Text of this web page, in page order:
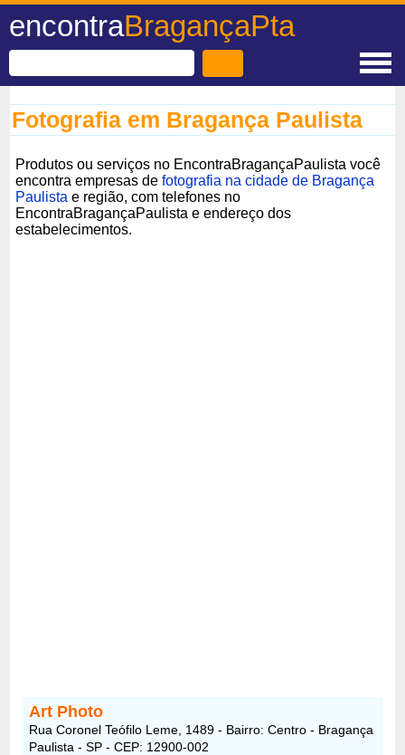
encontraBragançaPta
Fotografia em Bragança Paulista
Produtos ou serviços no EncontraBragançaPaulista você
encontra empresas defotografia na cidade de Bragança
Paulista e região, com telefones no
EncontraBragançaPaulista e endereço dos
estabelecimentos.
Art Photo
Rua Coronel Teófilo Leme, 1489 - Bairro: Centro - Bragança
Paulista - SP - CEP: 12900-002